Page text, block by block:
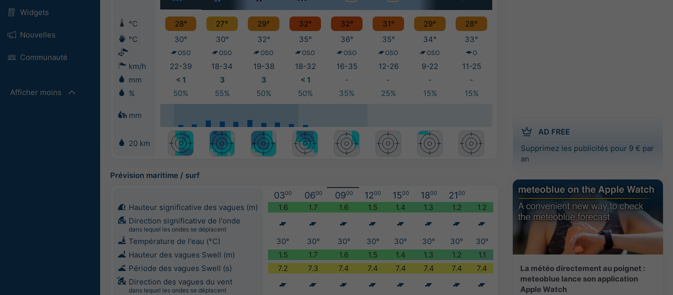
Widgets
Nouvelles
Communauté
Afficher moins
AD FREE
Supprimez les publicités pour 9 € par
an
La météo directement au poignet :
meteoblue lance son application
Apple Watch
°C 28° 27° 29° 32° 32° 31° 29°
28°
°C
30° 30° 32° 35° 36° 35° 34° 33°
OSO OSO OSO OSO OSO OSO OSO O
km/h 22-39 18-34 19-38 18-32 16-35 12-26 9-22
11-25
mm
< 1 3 3 < 1 - - -
-
%
50% 55% 50% 50% 35% 25% 15% 15%
mm
20 km
Prévision maritime / surf
0300 0600 0900 1200 1500 1800 2100
Hauteur significative des vagues (m) 1.6 1.7 1.6 1.5 1.4 1.3 1.2
1.2
Direction significative de l'onde
dans lequel les ondes se déplacent
Température de l'eau (°C) 30° 30° 30° 30° 30° 30° 30°
30°
Hauteur des vagues Swell (m)
1.5 1.7 1.6 1.5 1.4 1.3 1.2
1.1
Période des vagues Swell (s)
7.2 7.3 7.4 7.4 7.4 7.4 7.4
7.4
Direction des vagues du vent
dans lequel les ondes se déplacent